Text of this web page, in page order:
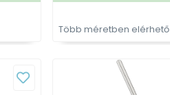
Több méretben elérhető